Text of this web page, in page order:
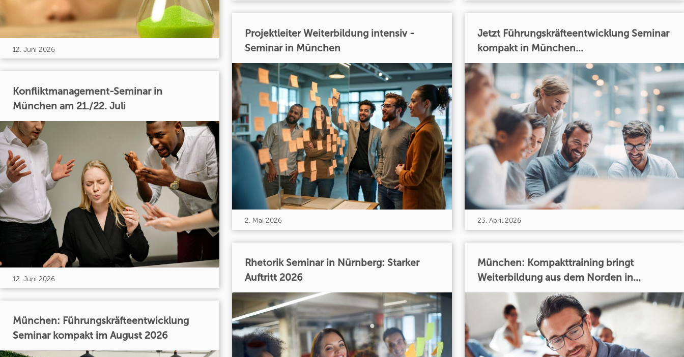
12. Juni 2026
Konfliktmanagement-Seminar in
München am 21./22. Juli
12. Juni 2026
München: Führungskräfteentwicklung
Seminar kompakt im August 2026
Projektleiter Weiterbildung intensiv -
Seminar in München
2. Mai 2026
Rhetorik Seminar in Nürnberg: Starker
Auftritt 2026
Jetzt Führungskräfteentwicklung Seminar
kompakt in München...
23. April 2026
München: Kompakttraining bringt
Weiterbildung aus dem Norden in...